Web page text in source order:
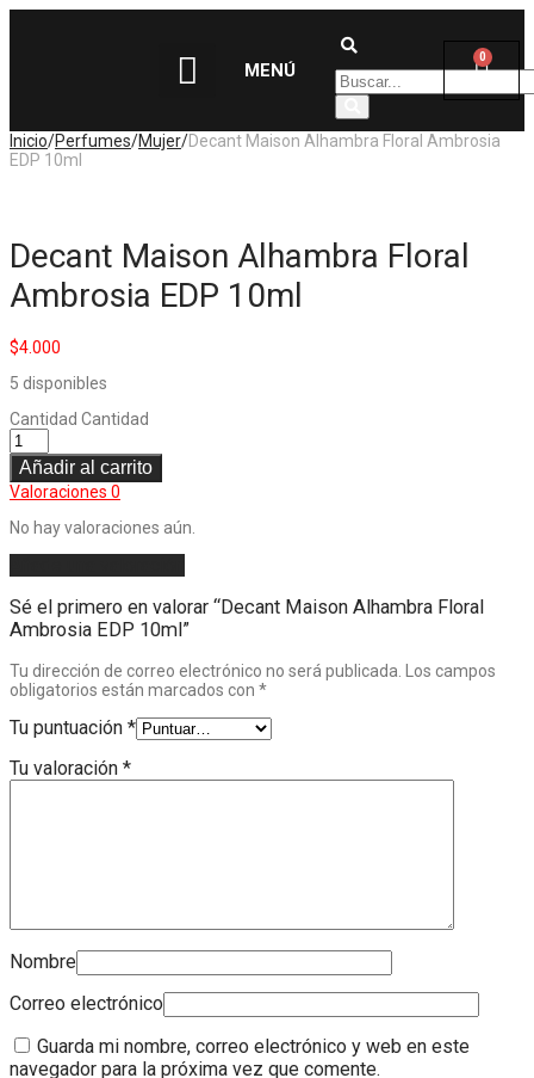
MENÚ
0
Inicio/Perfumes/Mujer/Decant Maison Alhambra Floral Ambrosia
EDP 10ml
Decant Maison Alhambra Floral
Ambrosia EDP 10ml
$4.000
5 disponibles
Cantidad Cantidad
Añadir al carrito
Valoraciones 0
No hay valoraciones aún.
Sé el primero en valorar “Decant Maison Alhambra Floral
Ambrosia EDP 10ml”
Tu dirección de correo electrónico no será publicada. Los campos
obligatorios están marcados con *
Tu puntuación *
Tu valoración *
Nombre
Correo electrónico
Guarda mi nombre, correo electrónico y web en este
navegador para la próxima vez que comente.